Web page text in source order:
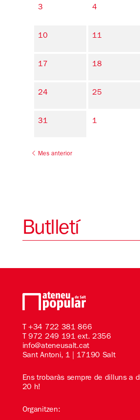
3 4
10 11
17 18
24 25
31 1
Mes anterior
Butlletí
T+34 722 381 866
T 972 249 191 ext. 2356
info@ateneusalt.cat
Sant Antoni, 1 | 17190 Salt
Ens trobaràs sempre de dilluns a
20 h!
Organitzen: